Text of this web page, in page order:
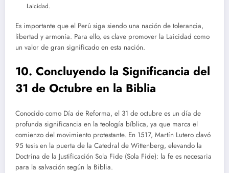
Laicidad.
Es importante que el Perú siga siendo una nación de tolerancia,
libertad y armonía. Para ello, es clave promover la Laicidad como
un valor de gran significado en esta nación.
10. Concluyendo la Significancia del
31 de Octubre en la Biblia
Conocido como Día de Reforma, el 31 de octubre es un día de
profunda significancia en la teología bíblica, ya que marca el
comienzo del movimiento protestante. En 1517, Martín Lutero clavó
95 tesis en la puerta de la Catedral de Wittenberg, elevando la
Doctrina de la Justificación Sola Fide (Sola Fide): la fe es necesaria
para la salvación según la Biblia.